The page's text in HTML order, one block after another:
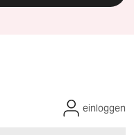
einloggen